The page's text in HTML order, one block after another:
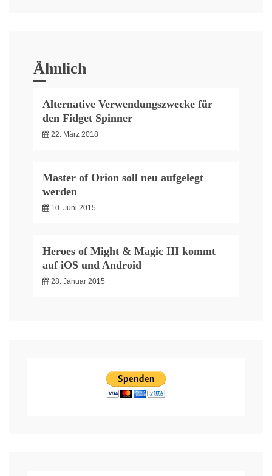
Ähnlich
Alternative Verwendungszwecke für
den Fidget Spinner
22. März 2018
Master of Orion soll neu aufgelegt
werden
10. Juni 2015
Heroes of Might & Magic III kommt
auf iOS und Android
28. Januar 2015